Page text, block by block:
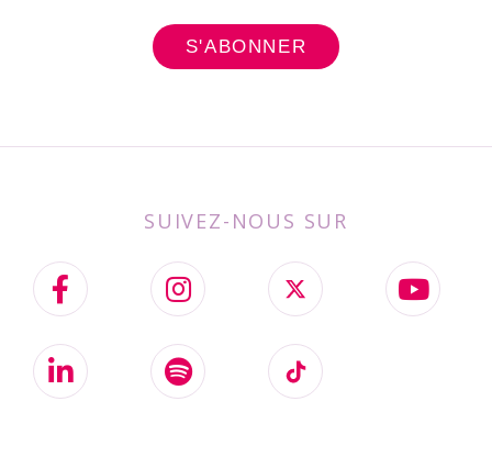
SUIVEZ-NOUS SUR